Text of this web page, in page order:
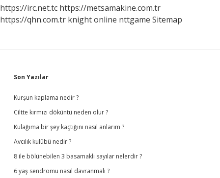
https://irc.net.tc https://metsamakine.com.tr
https://qhn.com.tr knight online nttgame Sitemap
Sidebar
Son Yazılar
Kurşun kaplama nedir ?
Ciltte kırmızı döküntü neden olur ?
Kulağıma bir şey kaçtığını nasıl anlarım ?
Avcılık kulübü nedir ?
8 ile bölünebilen 3 basamaklı sayılar nelerdir ?
6 yaş sendromu nasıl davranmalı ?